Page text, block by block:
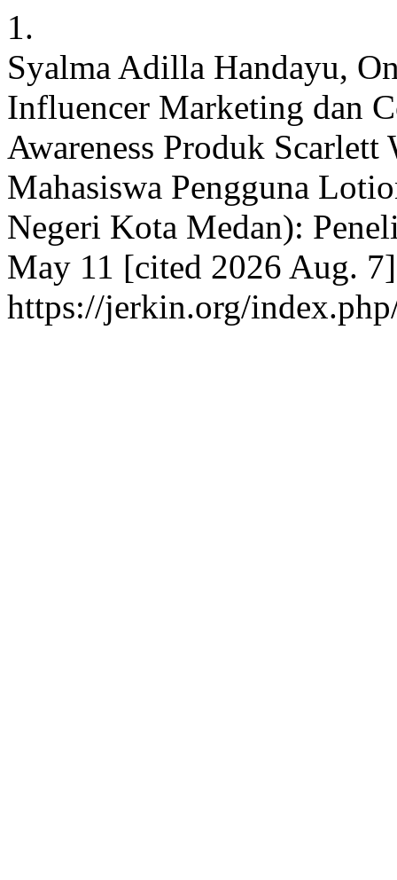
1.
Syalma Adilla Handayu,
Influencer Marketing dan
Awareness Produk
Mahasiswa Pengguna
Negeri Kota Medan):
May 11 [cited 2026 Aug.
https://jerkin.org/